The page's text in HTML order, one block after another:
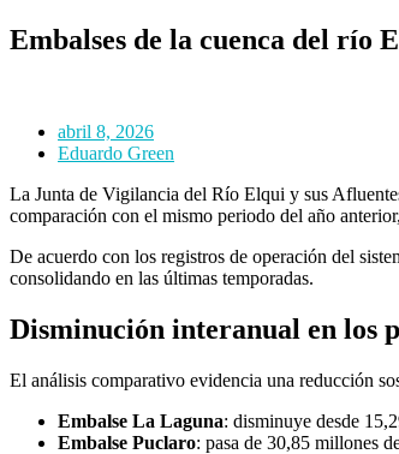
Embalses de la cuenca del río
abril 8, 2026
Eduardo Green
La Junta de Vigilancia del Río Elqui y sus
comparación con el mismo periodo del año
De acuerdo con los registros de operación del
consolidando en las últimas temporadas.
Disminución interanual en los
El análisis comparativo evidencia una reducción
Embalse La Laguna: disminuye desde
Embalse Puclaro: pasa de 30,85 millones